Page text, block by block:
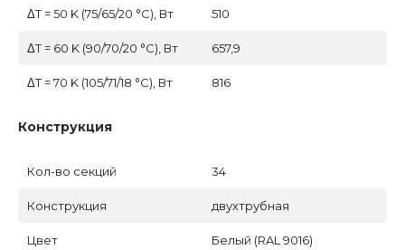
ΔT = 50 K (75/65/20 °C), Вт 510
ΔT = 60 K (90/70/20 °C), Вт 657,9
ΔT = 70 K (105/71/18 °C), Вт 816
Конструкция
Кол-во секций 34
Конструкция двухтрубная
Цвет Белый (RAL 9016)